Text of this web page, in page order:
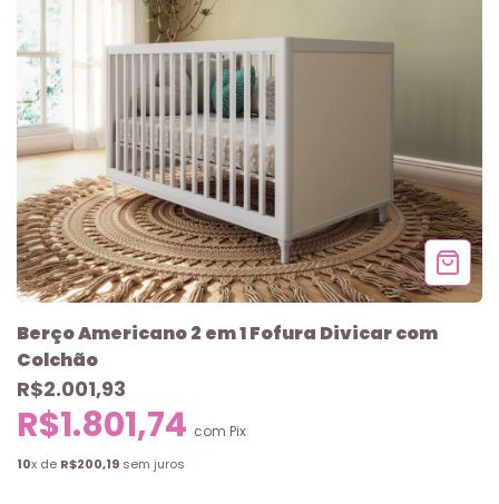
Berço Americano 2 em 1 Fofura Divicar com
Colchão
R$2.001,93
R$1.801,74 com Pix
10x de R$200,19 sem juros